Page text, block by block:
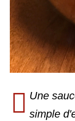
Une
simple